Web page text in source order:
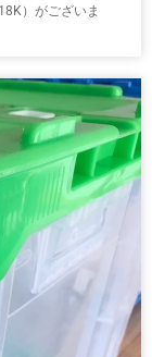
）がございま